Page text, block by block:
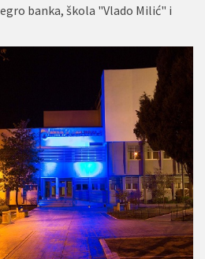
banka, škola "Vlado Milić" i